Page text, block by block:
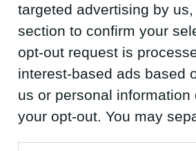
targeted advertising by
section to confirm your
opt-out request is
interest-based ads based
us or personal
your opt-out. You may